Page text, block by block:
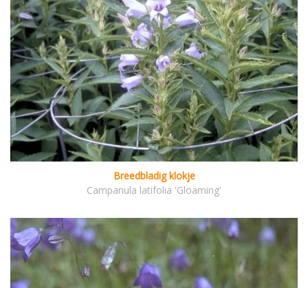
Breedbladig klokje
Campanula latifolia 'Gloaming'